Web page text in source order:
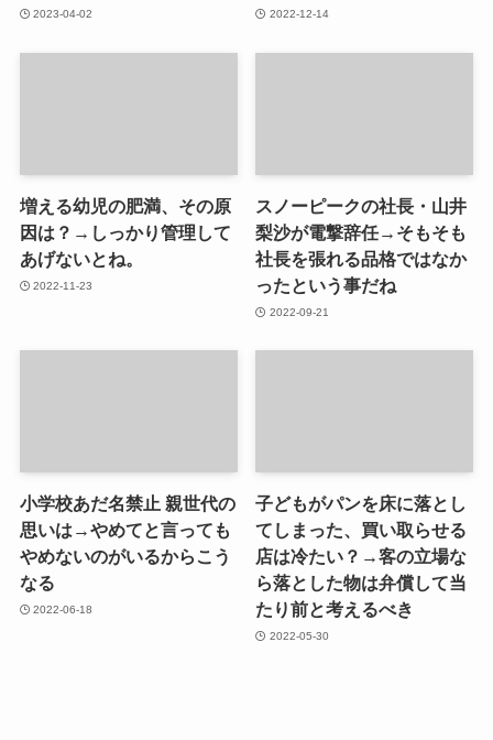
2023-04-02 2022-12-14
増える幼児の肥満、その原
因は？→しっかり管理して
あげないとね。
2022-11-23
スノーピークの社長・山井
梨沙が電撃辞任→そもそも
社長を張れる品格ではなか
ったという事だね
2022-09-21
小学校あだ名禁止 親世代の
思いは→やめてと言っても
やめないのがいるからこう
なる
2022-06-18
子どもがパンを床に落とし
てしまった、買い取らせる
店は冷たい？→客の立場な
ら落とした物は弁償して当
たり前と考えるべき
2022-05-30